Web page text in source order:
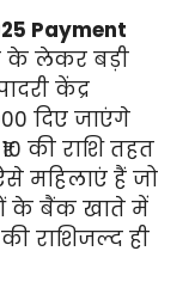
Payment
के लेकर बड़ी
केंद्र
दिए जाएंगे
की राशि तहत
महिलाएं हैं जो
के बैंक खाते में
राशिजल्द ही